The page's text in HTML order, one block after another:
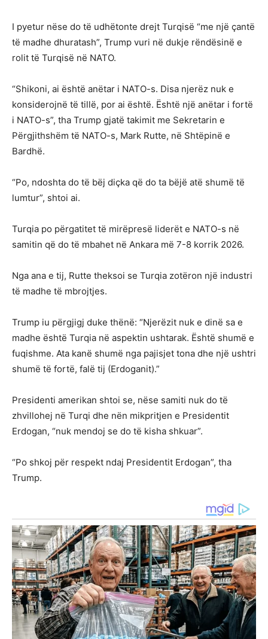
I pyetur nëse do të udhëtonte drejt Turqisë “me një çantë
të madhe dhuratash”, Trump vuri në dukje rëndësinë e
rolit të Turqisë në NATO.
“Shikoni, ai është anëtar i NATO-s. Disa njerëz nuk e
konsiderojnë të tillë, por ai është. Është një anëtar i fortë
i NATO-s”, tha Trump gjatë takimit me Sekretarin e
Përgjithshëm të NATO-s, Mark Rutte, në Shtëpinë e
Bardhë.
“Po, ndoshta do të bëj diçka që do ta bëjë atë shumë të
lumtur”, shtoi ai.
Turqia po përgatitet të mirëpresë liderët e NATO-s në
samitin që do të mbahet në Ankara më 7-8 korrik 2026.
Nga ana e tij, Rutte theksoi se Turqia zotëron një industri
të madhe të mbrojtjes.
Trump iu përgjigj duke thënë: “Njerëzit nuk e dinë sa e
madhe është Turqia në aspektin ushtarak. Është shumë e
fuqishme. Ata kanë shumë nga pajisjet tona dhe një ushtri
shumë të fortë, falë tij (Erdoganit).”
Presidenti amerikan shtoi se, nëse samiti nuk do të
zhvillohej në Turqi dhe nën mikpritjen e Presidentit
Erdogan, “nuk mendoj se do të kisha shkuar”.
“Po shkoj për respekt ndaj Presidentit Erdogan”, tha
Trump.